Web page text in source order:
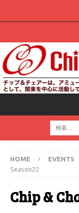
HOME EVENTS
Season22
Chip &